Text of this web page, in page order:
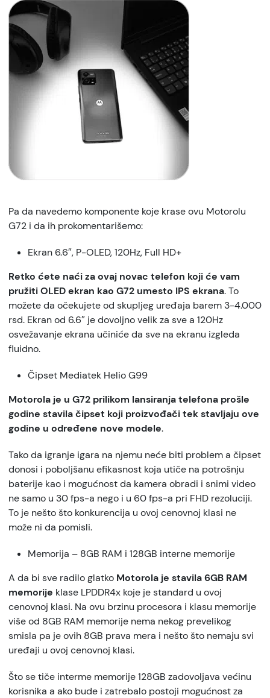
Pa da navedemo komponente koje krase ovu Motorolu
G72 i da ih prokomentarišemo:
Ekran 6.6″, P-OLED, 120Hz, Full HD+
Retko ćete naći za ovaj novac telefon koji će vam
pružiti OLED ekran kao G72 umesto IPS ekrana. To
možete da očekujete od skupljeg uređaja barem 3-4.000
rsd. Ekran od 6.6″ je dovoljno velik za sve a 120Hz
osvežavanje ekrana učiniće da sve na ekranu izgleda
fluidno.
Čipset Mediatek Helio G99
Motorola je u G72 prilikom lansiranja telefona prošle
godine stavila čipset koji proizvođači tek stavljaju ove
godine u određene nove modele.
Tako da igranje igara na njemu neće biti problem a čipset
donosi i poboljšanu efikasnost koja utiče na potrošnju
baterije kao i mogućnost da kamera obradi i snimi video
ne samo u 30 fps-a nego i u 60 fps-a pri FHD rezoluciji.
To je nešto što konkurencija u ovoj cenovnoj klasi ne
može ni da pomisli.
Memorija – 8GB RAM i 128GB interne memorije
A da bi sve radilo glatko Motorola je stavila 6GB RAM
memorije klase LPDDR4x koje je standard u ovoj
cenovnoj klasi. Na ovu brzinu procesora i klasu memorije
više od 8GB RAM memorije nema nekog prevelikog
smisla pa je ovih 8GB prava mera i nešto što nemaju svi
uređaji u ovoj cenovnoj klasi.
Što se tiče interme memorije 128GB zadovoljava većinu
korisnika a ako bude i zatrebalo postoji mogućnost za